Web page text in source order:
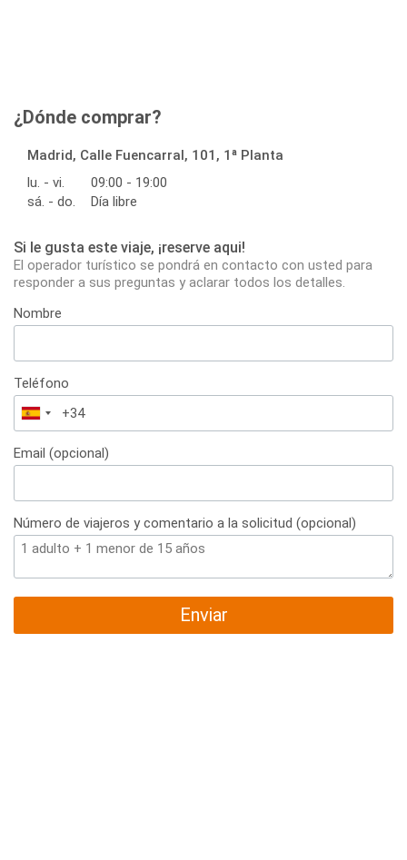
¿Dónde comprar?
Madrid, Calle Fuencarral, 101, 1ª Planta
lu. - vi.
09:00 - 19:00
sá. - do.
Día libre
Si le gusta este viaje, ¡reserve aqui!
El operador turístico se pondrá en contacto con usted para
responder a sus preguntas y aclarar todos los detalles.
Nombre
Teléfono
España
+34
Email (opcional)
Número de viajeros y comentario a la solicitud (opcional)
Enviar